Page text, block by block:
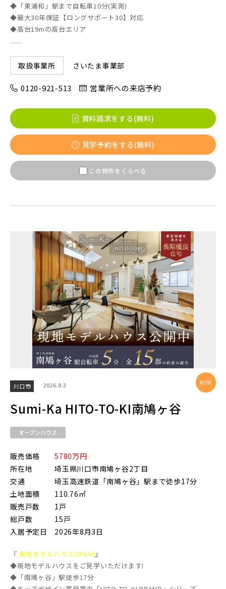
◆「東浦和」駅まで自転車10分(実測)
◆最大30年保証【ロングサポート30】対応
◆高台19mの高台エリア
......
取扱事業所 さいたま事業部
0120-921-513 営業所への来店予約
資料請求をする(無料)
見学予約をする(無料)
この物件をくらべる
川口市 2026.8.3
Sumi-Ka HITO-TO-KI南鳩ヶ谷
オープンハウス
販売価格
5780万円
所在地
埼玉県川口市南鳩ヶ谷2丁目
交通
埼玉高速鉄道「南鳩ヶ谷」駅まで徒歩17分
土地面積
110.76㎡
販売戸数
1戸
総戸数
15戸
入居予定日
2026年8月3日
『 現地モデルハウスOPEN!』
◆現地モデルハウスをご見学いただけます!
◆「南鳩ヶ谷」駅徒歩17分